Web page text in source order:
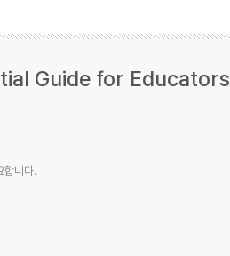
Guide for Educators
합니다.